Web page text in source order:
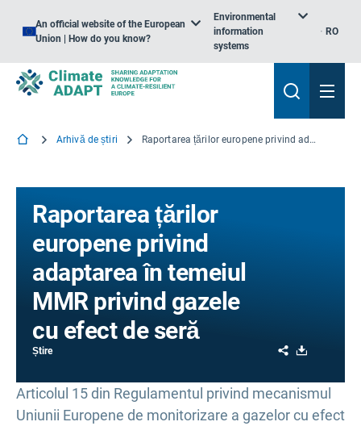
An official website of the European
Union | How do you know?
Environmental
information
systems
RO
Arhivă de știri Raportarea țărilor europene privind adaptarea în temeiul MMR privind gazele cu efect de seră
Raportarea țărilor
europene privind
adaptarea în temeiul
MMR privind gazele
cu efect de seră
Știre Share
Articolul 15 din Regulamentul privind mecanismul
Uniunii Europene de monitorizare a gazelor cu efect